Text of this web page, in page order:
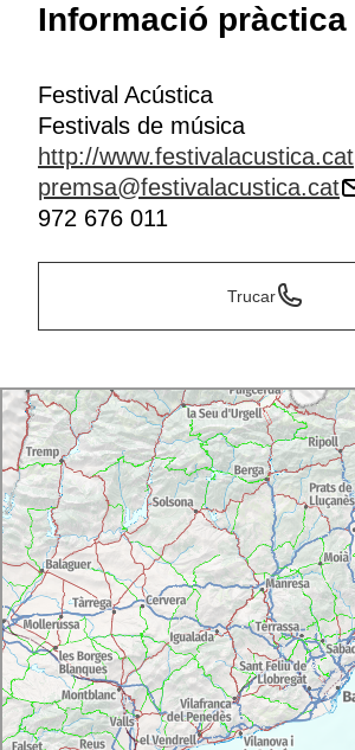
Informació pràctica
Festival Acústica
Festivals de música
http://www.festivalacustica.cat
premsa@festivalacustica.cat
972 676 011
Trucar